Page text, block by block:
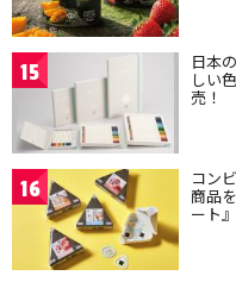
15 日本
しい
売！
16 コン
商品
ート